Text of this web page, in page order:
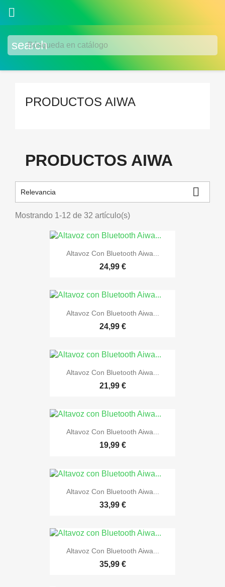

search
PRODUCTOS AIWA
PRODUCTOS AIWA
Relevancia 
Mostrando 1-12 de 32 artículo(s)
Altavoz Con Bluetooth Aiwa...
24,99 €
Altavoz Con Bluetooth Aiwa...
24,99 €
Altavoz Con Bluetooth Aiwa...
21,99 €
Altavoz Con Bluetooth Aiwa...
19,99 €
Altavoz Con Bluetooth Aiwa...
33,99 €
Altavoz Con Bluetooth Aiwa...
35,99 €